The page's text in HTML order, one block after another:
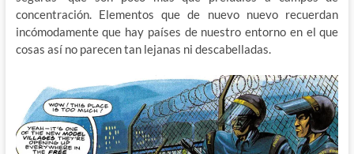
concentración. Elementos que de nuevo nuevo recuerdan
incómodamente que hay países de nuestro entorno en el que
cosas así no parecen tan lejanas ni descabelladas.